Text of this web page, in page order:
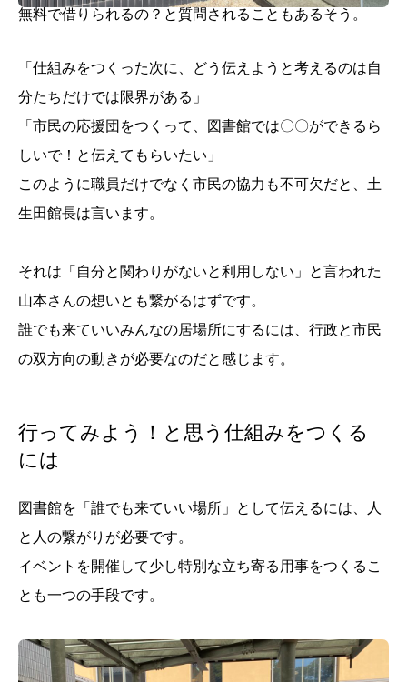
無料で借りられるの？と質問されることもあるそう。
「仕組みをつくった次に、どう伝えようと考えるのは自
分たちだけでは限界がある」
「市民の応援団をつくって、図書館では〇〇ができるら
しいで！と伝えてもらいたい」
このように職員だけでなく市民の協力も不可欠だと、土
生田館長は言います。
それは「自分と関わりがないと利用しない」と言われた
山本さんの想いとも繋がるはずです。
誰でも来ていいみんなの居場所にするには、行政と市民
の双方向の動きが必要なのだと感じます。
行ってみよう！と思う仕組みをつくる
には
図書館を「誰でも来ていい場所」として伝えるには、人
と人の繋がりが必要です。
イベントを開催して少し特別な立ち寄る用事をつくるこ
とも一つの手段です。